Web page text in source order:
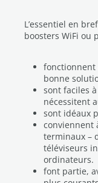
L’essentiel en
boosters WiFi ou
fonctionnent
bonne
sont faciles
nécessitent
sont idéaux
conviennent
terminaux –
téléviseurs
ordinateurs.
font partie,